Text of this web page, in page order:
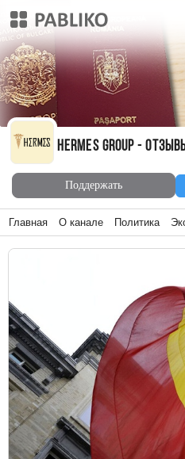
HERMES GROUP - ОТЗЫВЫ.
HERMES GROUP -
Поддержать
Главная О канале Политика